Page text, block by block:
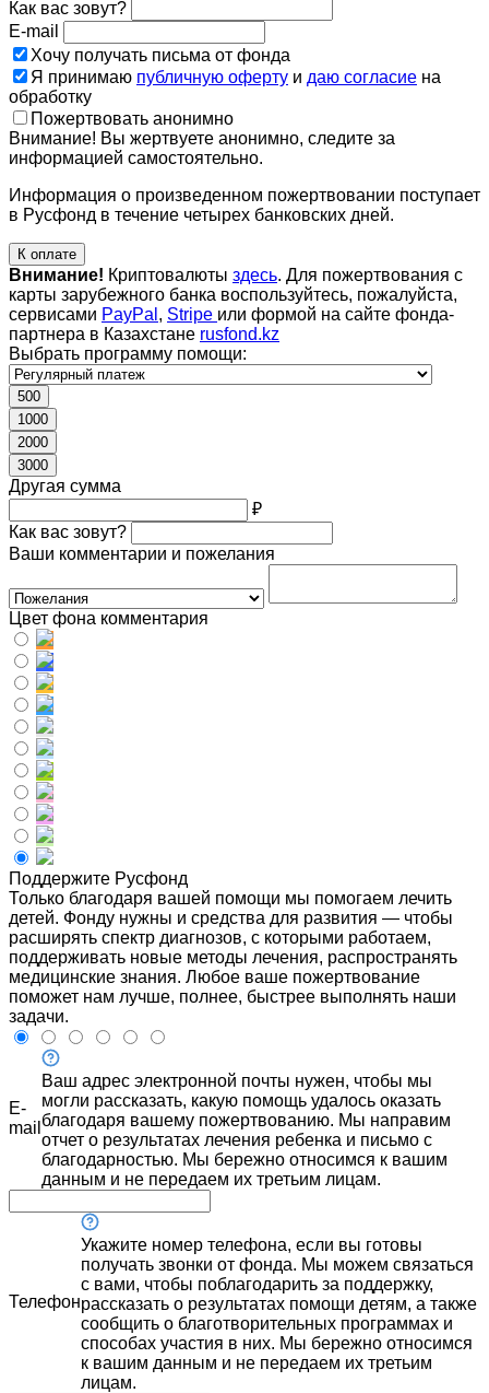
Как вас зовут?
E-mail
Хочу получать письма от фонда
Я принимаю публичную оферту и даю согласие на
обработку
Пожертвовать анонимно
Внимание! Вы жертвуете анонимно, следите за
информацией самостоятельно.
Информация о произведенном пожертвовании поступает
в Русфонд в течение четырех банковских дней.
К оплате
Внимание! Криптовалюты здесь. Для пожертвования с
карты зарубежного банка воспользуйтесь, пожалуйста,
сервисами PayPal , Stripe или формой на сайте фонда-
партнера в Казахстане rusfond.kz
Выбрать программу помощи:
500
1000
2000
3000
Другая сумма
₽
Как вас зовут?
Ваши комментарии и пожелания
Цвет фона комментария
Поддержите Русфонд
Только благодаря вашей помощи мы помогаем лечить
детей. Фонду нужны и средства для развития — чтобы
расширять спектр диагнозов, с которыми работаем,
поддерживать новые методы лечения, распространять
медицинские знания. Любое ваше пожертвование
поможет нам лучше, полнее, быстрее выполнять наши
задачи.
E-
mail
Ваш адрес электронной почты нужен, чтобы мы
могли рассказать, какую помощь удалось оказать
благодаря вашему пожертвованию. Мы направим
отчет о результатах лечения ребенка и письмо с
благодарностью. Мы бережно относимся к вашим
данным и не передаем их третьим лицам.
Телефон
Укажите номер телефона, если вы готовы
получать звонки от фонда. Мы можем связаться
с вами, чтобы поблагодарить за поддержку,
рассказать о результатах помощи детям, а также
сообщить о благотворительных программах и
способах участия в них. Мы бережно относимся
к вашим данным и не передаем их третьим
лицам.